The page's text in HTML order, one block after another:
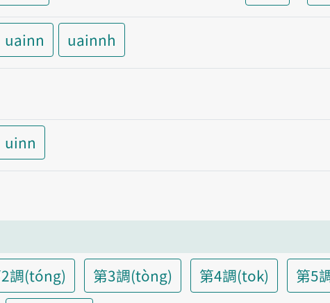
uainn uainnh
uinn
調(tóng) 第3調(tòng) 第4調(tok)
第5